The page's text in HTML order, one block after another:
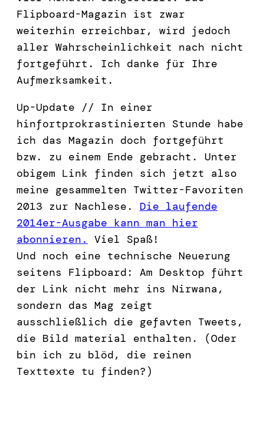
Flipboard-Magazin ist zwar
weiterhin erreichbar, wird jedoch
aller Wahrscheinlichkeit nach nicht
fortgeführt. Ich danke für Ihre
Aufmerksamkeit.
Up-Update // In einer
hinfortprokrastinierten Stunde habe
ich das Magazin doch fortgeführt
bzw. zu einem Ende gebracht. Unter
obigem Link finden sich jetzt also
meine gesammelten Twitter-Favoriten
2013 zur Nachlese. Die laufende
2014er-Ausgabe kann man hier
abonnieren.
Viel Spaß!
Und noch eine technische Neuerung
seitens Flipboard: Am Desktop führt
der Link nicht mehr ins Nirwana,
sondern das Mag zeigt
ausschließlich die gefavten Tweets,
die Bild material enthalten. (Oder
bin ich zu blöd, die reinen
Texttexte tu finden?)